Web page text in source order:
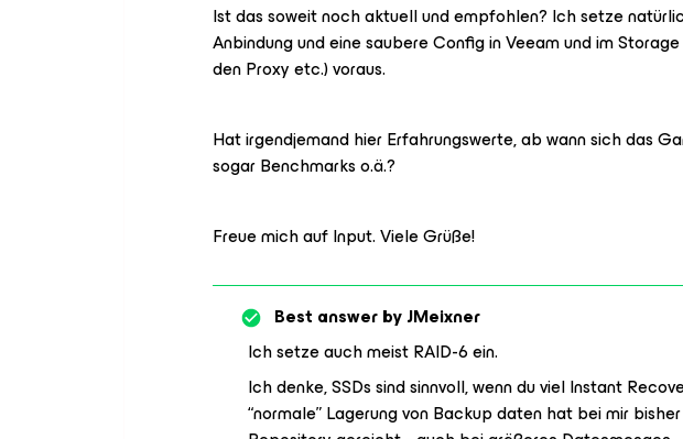
Ist das soweit noch aktuell und empfohlen? Ich setze
Anbindung und eine saubere Config in Veeam und im
den Proxy etc.) voraus.
Hat irgendjemand hier Erfahrungswerte, ab wann sich das
sogar Benchmarks o.ä.?
Freue mich auf Input. Viele Grüße!
Best answer byJMeixner
Ich setze auch meist RAID-6 ein.
Ich denke, SSDs sind sinnvoll, wenn du viel Instant
“normale” Lagerung von Backup daten hat bei mir